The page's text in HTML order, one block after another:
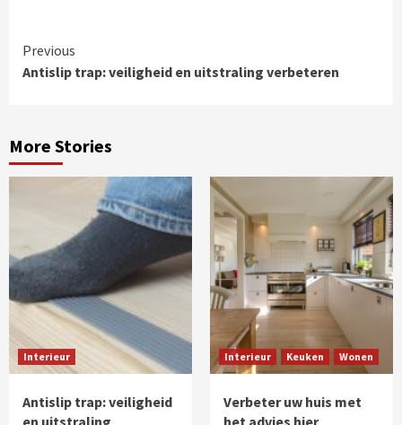
Continue
Reading
Previous
Antislip trap: veiligheid en uitstraling verbeteren
More Stories
Interieur
Antislip trap: veiligheid
en uitstraling
Interieur Keuken Wonen
Verbeter uw huis met
het advies hier